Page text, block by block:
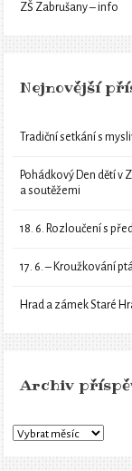
ZŠ Zabrušany – info
Nejnovější
Tradiční setkání s
Pohádkový Den dětí v
a soutěžemi
18. 6. Rozloučení s
17. 6. – Kroužkování
Hrad a zámek Staré
Archiv